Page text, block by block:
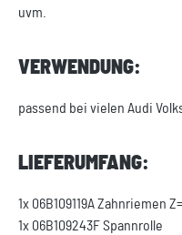
uvm.
VERWENDUNG:
passend bei vielen Audi
LIEFERUMFANG:
1x 06B109119A Zahnriemen
1x 06B109243F Spannrolle